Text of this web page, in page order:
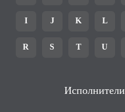
I J K L
R S T U
Исполнители